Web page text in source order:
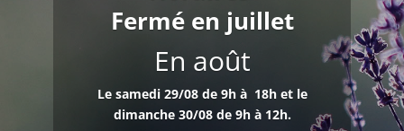
Fermé en juillet
En août
Le samedi 29/08 de 9h à 18h et le
dimanche 30/08 de 9h à 12h.